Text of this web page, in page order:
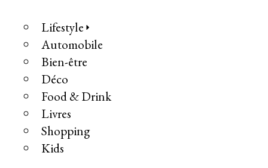
Lifestyle
Automobile
Bien-être
Déco
Food & Drink
Livres
Shopping
Kids